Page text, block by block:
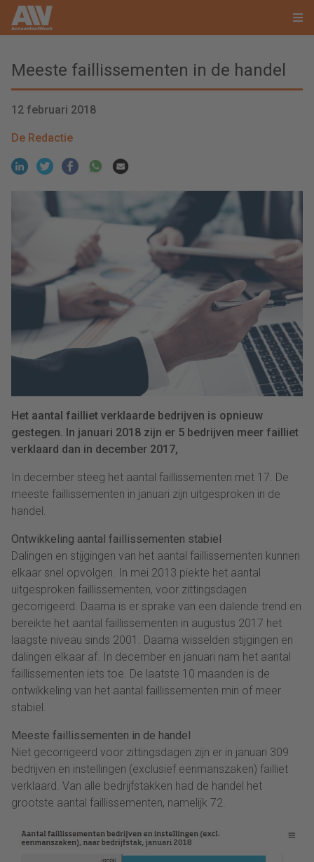
Meeste faillissementen in de handel
12 februari 2018
De Redactie
Het aantal failliet verklaarde bedrijven is opnieuw
gestegen. In januari 2018 zijn er 5 bedrijven meer failliet
verklaard dan in december 2017,
In december steeg het aantal faillissementen met 17. De
meeste faillissementen in januari zijn uitgesproken in de
handel.
Ontwikkeling aantal faillissementen stabiel
Dalingen en stijgingen van het aantal faillissementen kunnen
elkaar snel opvolgen. In mei 2013 piekte het aantal
uitgesproken faillissementen, voor zittingsdagen
gecorrigeerd. Daarna is er sprake van een dalende trend en
bereikte het aantal faillissementen in augustus 2017 het
laagste niveau sinds 2001. Daarna wisselden stijgingen en
dalingen elkaar af. In december en januari nam het aantal
faillissementen iets toe. De laatste 10 maanden is de
ontwikkeling van het aantal faillissementen min of meer
stabiel.
Meeste faillissementen in de handel
Niet gecorrigeerd voor zittingsdagen zijn er in januari 309
bedrijven en instellingen (exclusief eenmanszaken) failliet
verklaard. Van alle bedrijfstakken had de handel het
grootste aantal faillissementen, namelijk 72.